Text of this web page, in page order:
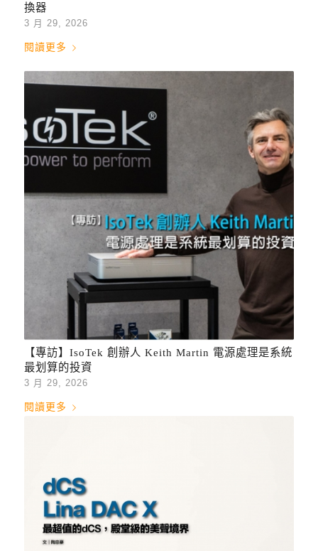
換器
3 月 29, 2026
閱讀更多
【專訪】IsoTek 創辦人 Keith Martin 電源處理是系統
最划算的投資
3 月 29, 2026
閱讀更多